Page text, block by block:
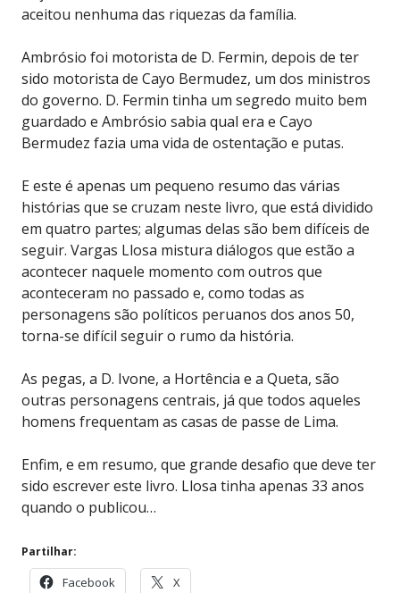
aceitou nenhuma das riquezas da família.
Ambrósio foi motorista de D. Fermin, depois de ter
sido motorista de Cayo Bermudez, um dos ministros
do governo. D. Fermin tinha um segredo muito bem
guardado e Ambrósio sabia qual era e Cayo
Bermudez fazia uma vida de ostentação e putas.
E este é apenas um pequeno resumo das várias
histórias que se cruzam neste livro, que está dividido
em quatro partes; algumas delas são bem difíceis de
seguir. Vargas Llosa mistura diálogos que estão a
acontecer naquele momento com outros que
aconteceram no passado e, como todas as
personagens são políticos peruanos dos anos 50,
torna-se difícil seguir o rumo da história.
As pegas, a D. Ivone, a Hortência e a Queta, são
outras personagens centrais, já que todos aqueles
homens frequentam as casas de passe de Lima.
Enfim, e em resumo, que grande desafio que deve ter
sido escrever este livro. Llosa tinha apenas 33 anos
quando o publicou…
Partilhar:
Facebook X